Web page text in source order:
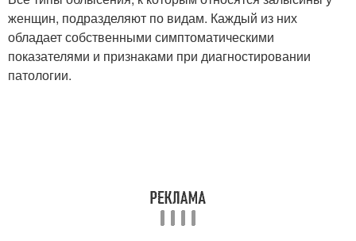
женщин, подразделяют по видам. Каждый из них
обладает собственными симптоматическими
показателями и признаками при диагностировании
патологии.